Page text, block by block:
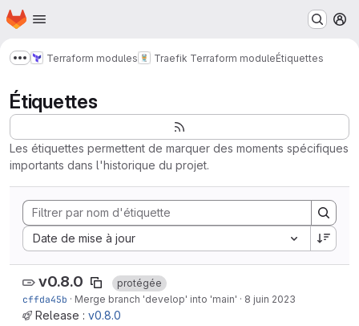
Passer au contenu principal
Page d'accueil
Afficher davantage de fils d'Ariane
Terraform modules Traefik Terraform moduleÉtiquettes
Étiquettes
Les étiquettes permettent de marquer des moments spécifiques
importants dans l'historique du projet.
Date de mise à jour
Sort by:
v0.8.0
protégée
cffda45b · Merge branch 'develop' into 'main' · 8 juin 2023
Release : v0.8.0